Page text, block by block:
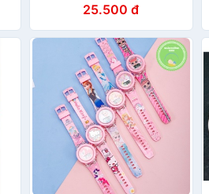
nước, thể thao giá rẻ cho
bé trai, gái 3,4,5,6 tuổi
25.500 đ